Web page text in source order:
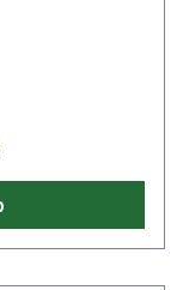
von -55
· einfaches
Tropfen oder
·
18Nm ·